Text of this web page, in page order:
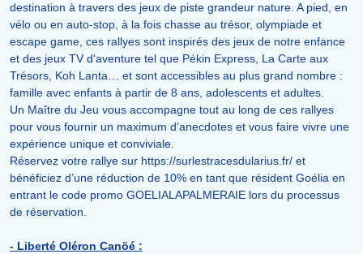
destination à travers des jeux de piste grandeur nature. A pied, en
vélo ou en auto-stop, à la fois chasse au trésor, olympiade et
escape game, ces rallyes sont inspirés des jeux de notre enfance
et des jeux TV d'aventure tel que Pékin Express, La Carte aux
Trésors, Koh Lanta… et sont accessibles au plus grand nombre :
famille avec enfants à partir de 8 ans, adolescents et adultes.
Un Maître du Jeu vous accompagne tout au long de ces rallyes
pour vous fournir un maximum d’anecdotes et vous faire vivre une
expérience unique et conviviale.
Réservez votre rallye sur https://surlestracesdularius.fr/ et
bénéficiez d’une réduction de 10% en tant que résident Goélia en
entrant le code promo GOELIALAPALMERAIE lors du processus
de réservation.
- Liberté Oléron Canöé :